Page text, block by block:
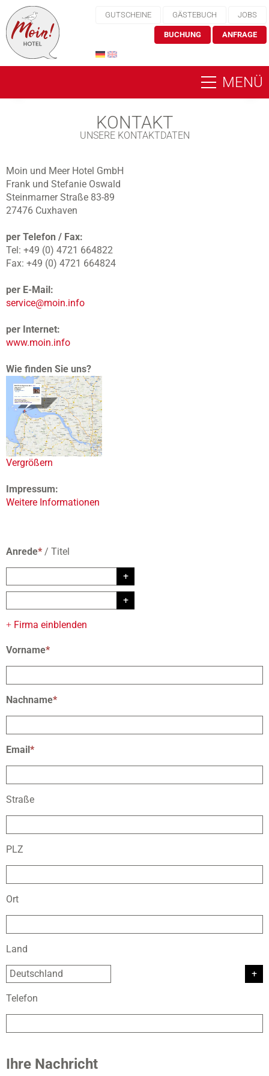
GUTSCHEINE GÄSTEBUCH JOBS
BUCHUNG ANFRAGE
MENÜ
KONTAKT
UNSERE KONTAKTDATEN
Moin und Meer Hotel GmbH
Frank und Stefanie Oswald
Steinmarner Straße 83-89
27476 Cuxhaven
per Telefon / Fax:
Tel: +49 (0) 4721 664822
Fax: +49 (0) 4721 664824
per E-Mail:
service@moin.info
per Internet:
www.moin.info
Wie finden Sie uns?
Vergrößern
Impressum:
Weitere Informationen
Anrede* / Titel
+ Firma einblenden
Vorname*
Nachname*
Email*
Straße
PLZ
Ort
Land
Telefon
Ihre Nachricht